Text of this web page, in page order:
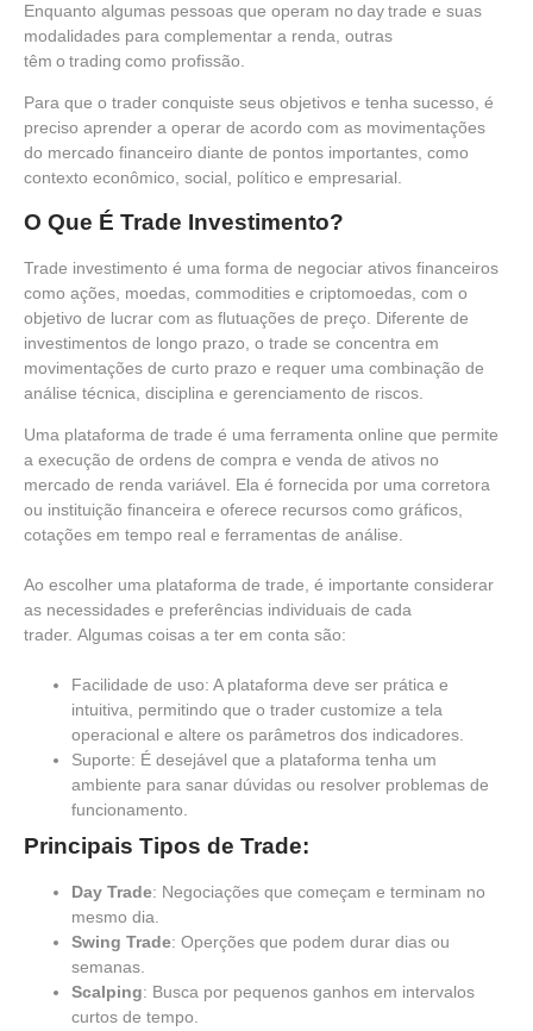
Enquanto algumas pessoas que operam no day trade e suas
modalidades para complementar a renda, outras
têm o trading como profissão.
Para que o trader conquiste seus objetivos e tenha sucesso, é
preciso aprender a operar de acordo com as movimentações
do mercado financeiro diante de pontos importantes, como
contexto econômico, social, político e empresarial.
O Que É Trade Investimento?
Trade investimento é uma forma de negociar ativos financeiros
como ações, moedas, commodities e criptomoedas, com o
objetivo de lucrar com as flutuações de preço. Diferente de
investimentos de longo prazo, o trade se concentra em
movimentações de curto prazo e requer uma combinação de
análise técnica, disciplina e gerenciamento de riscos.
Uma plataforma de trade é uma ferramenta online que permite
a execução de ordens de compra e venda de ativos no
mercado de renda variável. Ela é fornecida por uma corretora
ou instituição financeira e oferece recursos como gráficos,
cotações em tempo real e ferramentas de análise.
Ao escolher uma plataforma de trade, é importante considerar
as necessidades e preferências individuais de cada
trader. Algumas coisas a ter em conta são:
Facilidade de uso: A plataforma deve ser prática e
intuitiva, permitindo que o trader customize a tela
operacional e altere os parâmetros dos indicadores.
Suporte: É desejável que a plataforma tenha um
ambiente para sanar dúvidas ou resolver problemas de
funcionamento.
Principais Tipos de Trade:
Day Trade: Negociações que começam e terminam no
mesmo dia.
Swing Trade: Operções que podem durar dias ou
semanas.
Scalping: Busca por pequenos ganhos em intervalos
curtos de tempo.